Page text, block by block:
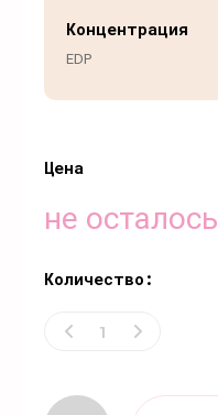
Цена
не осталось
Количество:
Концентрация
EDP